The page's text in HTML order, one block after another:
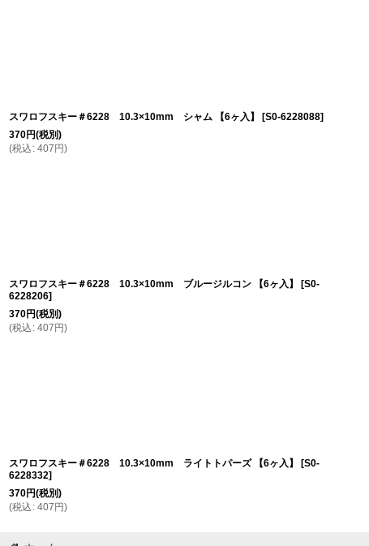
スワロフスキー＃6228 10.3×10mm シャム 【6ヶ入】 [S0-6228088]
370円(税別)
(税込 : 407 円)
スワロフスキー＃6228 10.3×10mm ブルージルコン 【6ヶ入】 [S0-
6228206]
370円(税別)
(税込 : 407 円)
スワロフスキー＃6228 10.3×10mm ライトトパーズ 【6ヶ入】 [S0-
6228332]
370円(税別)
(税込 : 407 円)